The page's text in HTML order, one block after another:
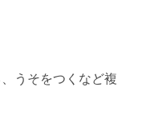
うそをつくなど複